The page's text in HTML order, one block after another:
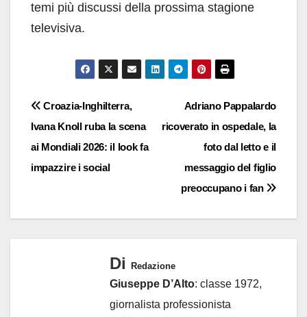
temi più discussi della prossima stagione
televisiva.
Navigazione
articoli
Adriano Pappalardo
ricoverato in ospedale, la
foto dal letto e il
messaggio del figlio
preoccupano i fan
Croazia-Inghilterra,
Ivana Knoll ruba la scena
ai Mondiali 2026: il look fa
impazzire i social
Di Redazione
Giuseppe D’Alto: classe 1972,
giornalista professionista